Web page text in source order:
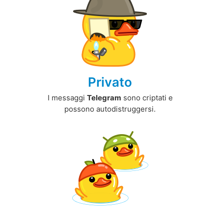
Privato
I messaggi Telegram sono criptati e
possono autodistruggersi.